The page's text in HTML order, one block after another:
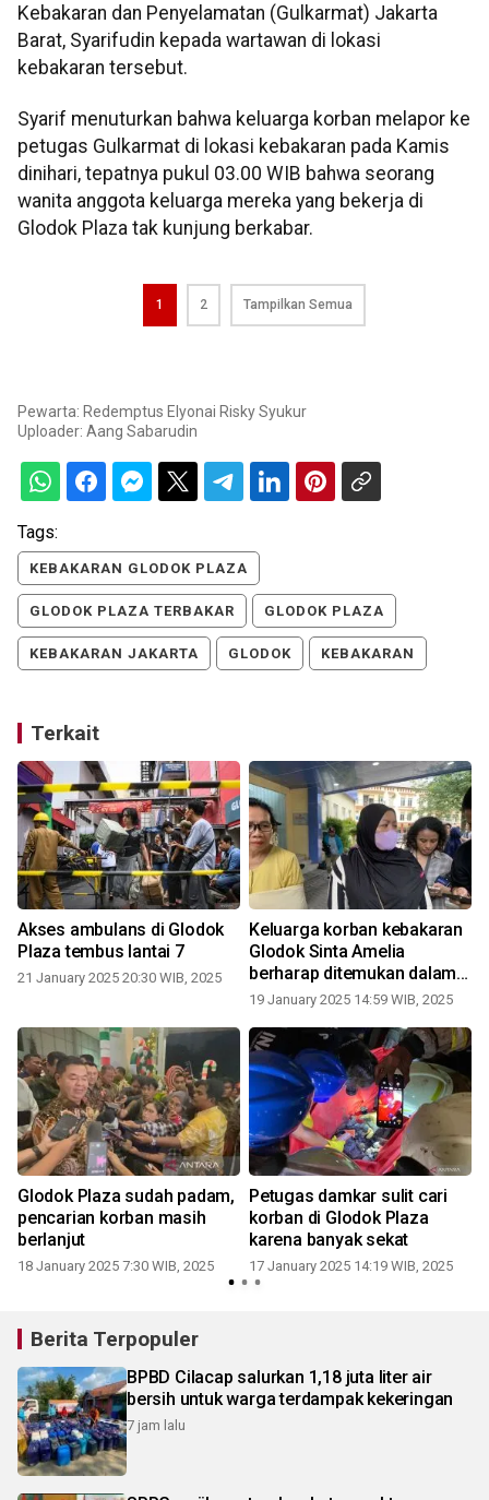
Kebakaran dan Penyelamatan (Gulkarmat) Jakarta
Barat, Syarifudin kepada wartawan di lokasi
kebakaran tersebut.
Syarif menuturkan bahwa keluarga korban melapor ke
petugas Gulkarmat di lokasi kebakaran pada Kamis
dinihari, tepatnya pukul 03.00 WIB bahwa seorang
wanita anggota keluarga mereka yang bekerja di
Glodok Plaza tak kunjung berkabar.
1 2 Tampilkan Semua
Pewarta: Redemptus Elyonai Risky Syukur
Uploader: Aang Sabarudin
Tags:
KEBAKARAN GLODOK PLAZA
GLODOK PLAZA TERBAKAR GLODOK PLAZA
KEBAKARAN JAKARTA GLODOK KEBAKARAN
Terkait
Akses ambulans di Glodok
Plaza tembus lantai 7
21 January 2025 20:30 WIB, 2025
Keluarga korban kebakaran
Glodok Sinta Amelia
berharap ditemukan dalam
kondisi apapun
19 January 2025 14:59 WIB, 2025
Glodok Plaza sudah padam,
pencarian korban masih
berlanjut
18 January 2025 7:30 WIB, 2025
Petugas damkar sulit cari
korban di Glodok Plaza
karena banyak sekat
17 January 2025 14:19 WIB, 2025
Berita Terpopuler
BPBD Cilacap salurkan 1,18 juta liter air
bersih untuk warga terdampak kekeringan
7 jam lalu